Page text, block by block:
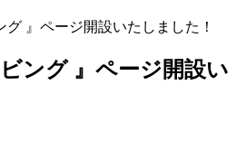
グ 』ページ開設いたしました！
ング 』ページ開設い